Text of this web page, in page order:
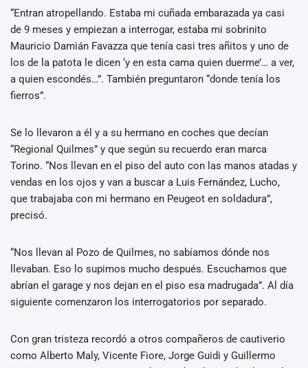
“Entran atropellando. Estaba mi cuñada embarazada ya casi
de 9 meses y empiezan a interrogar, estaba mi sobrinito
Mauricio Damián Favazza que tenía casi tres añitos y uno de
los de la patota le dicen ‘y en esta cama quien duerme’… a ver,
a quien escondés…”. También preguntaron “donde tenía los
fierros”.
Se lo llevaron a él y a su hermano en coches que decían
“Regional Quilmes” y que según su recuerdo eran marca
Torino. “Nos llevan en el piso del auto con las manos atadas y
vendas en los ojos y van a buscar a Luis Fernández, Lucho,
que trabajaba con mi hermano en Peugeot en soldadura”,
precisó.
“Nos llevan al Pozo de Quilmes, no sabíamos dónde nos
llevaban. Eso lo supimos mucho después. Escuchamos que
abrían el garage y nos dejan en el piso esa madrugada”. Al día
siguiente comenzaron los interrogatorios por separado.
Con gran tristeza recordó a otros compañeros de cautiverio
como Alberto Maly, Vicente Fiore, Jorge Guidi y Guillermo